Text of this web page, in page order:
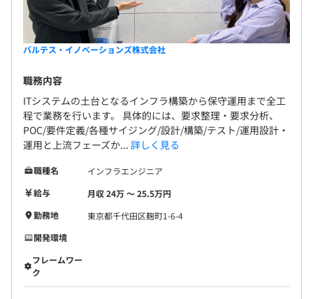
バルテス・イノベーションズ株式会社
職務内容
ITシステムの土台となるインフラ構築から保守運用まで全工
程で業務を行います。 具体的には、要求整理・要求分析、
POC/要件定義/各種サイジング/設計/構築/テスト/運用設計・
運用と上流フェーズか... 詳しく見る
職種名
インフラエンジニア
給与
月収 24万 〜 25.5万円
勤務地
東京都千代田区麹町1-6-4
開発環境
フレームワー
ク